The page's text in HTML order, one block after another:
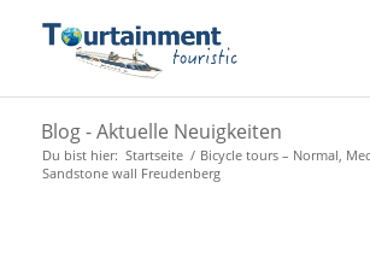
Blog - Aktuelle Neuigkeiten
Du bist hier: Startseite / Bicycle tours – Normal,
Sandstone wall Freudenberg